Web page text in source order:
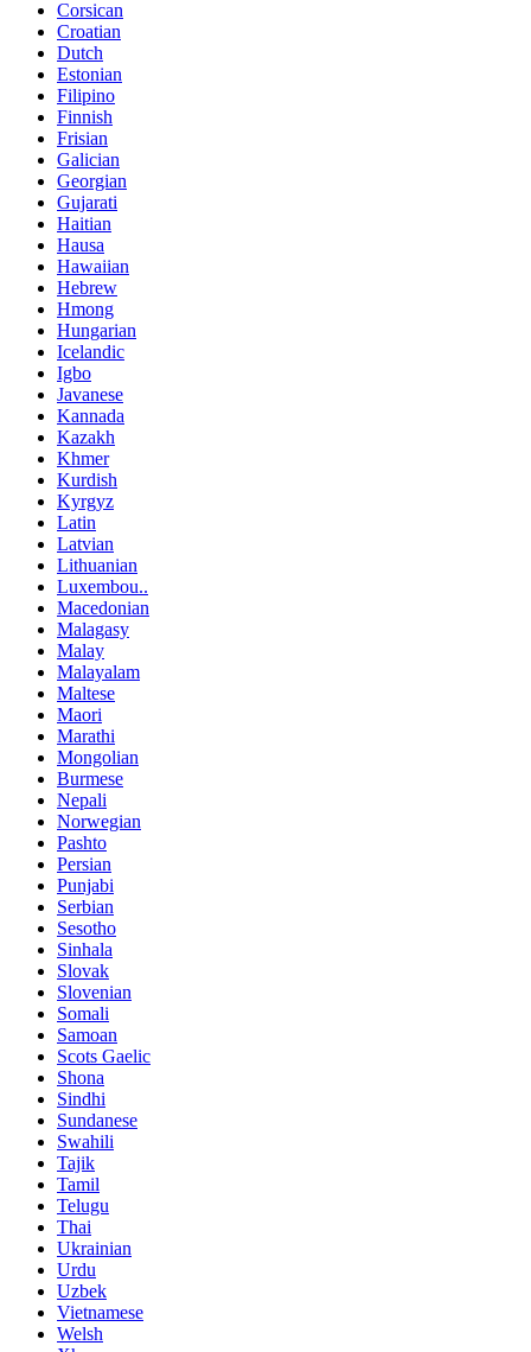
Corsican
Croatian
Dutch
Estonian
Filipino
Finnish
Frisian
Galician
Georgian
Gujarati
Haitian
Hausa
Hawaiian
Hebrew
Hmong
Hungarian
Icelandic
Igbo
Javanese
Kannada
Kazakh
Khmer
Kurdish
Kyrgyz
Latin
Latvian
Lithuanian
Luxembou..
Macedonian
Malagasy
Malay
Malayalam
Maltese
Maori
Marathi
Mongolian
Burmese
Nepali
Norwegian
Pashto
Persian
Punjabi
Serbian
Sesotho
Sinhala
Slovak
Slovenian
Somali
Samoan
Scots Gaelic
Shona
Sindhi
Sundanese
Swahili
Tajik
Tamil
Telugu
Thai
Ukrainian
Urdu
Uzbek
Vietnamese
Welsh